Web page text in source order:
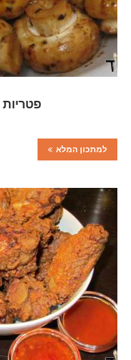
למתכון המלא